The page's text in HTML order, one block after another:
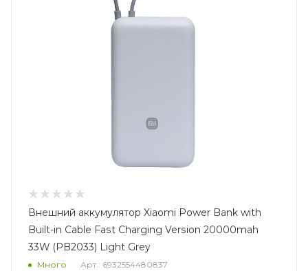
Внешний аккумулятор Xiaomi Power Bank with
Built-in Cable Fast Charging Version 20000mah
33W (PB2033) Light Grey
Много Арт.: 6932554480837